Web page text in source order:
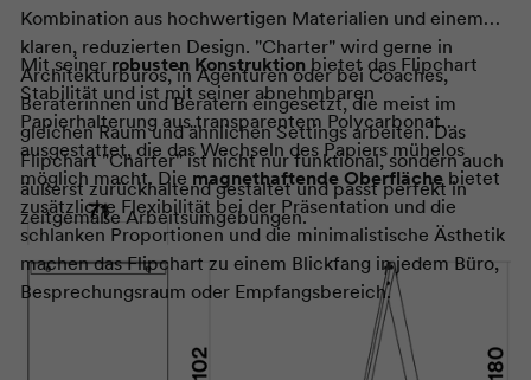
Kombination aus hochwertigen Materialien und einem
klaren, reduzierten Design. "Charter" wird gerne in
Architekturbüros, in Agenturen oder bei Coaches,
Beraterinnen und Beratern eingesetzt, die meist im
gleichen Raum und ähnlichen Settings arbeiten. Das
Flipchart "Charter" ist nicht nur funktional, sondern auch
äußerst zurückhaltend gestaltet und passt perfekt in
zeitgemäße Arbeitsumgebungen.
Mit seiner robusten Konstruktion bietet das Flipchart
Stabilität und ist mit seiner abnehmbaren
Papierhalterung aus transparentem Polycarbonat
ausgestattet, die das Wechseln des Papiers mühelos
möglich macht. Die magnethaftende Oberfläche bietet
zusätzliche Flexibilität bei der Präsentation und die
schlanken Proportionen und die minimalistische Ästhetik
machen das Flipchart zu einem Blickfang in jedem Büro,
Besprechungsraum oder Empfangsbereich.